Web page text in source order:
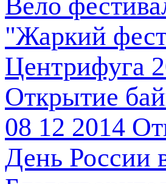
"Жаркий
Центрифуга
Открытие
08 12 2014
День России